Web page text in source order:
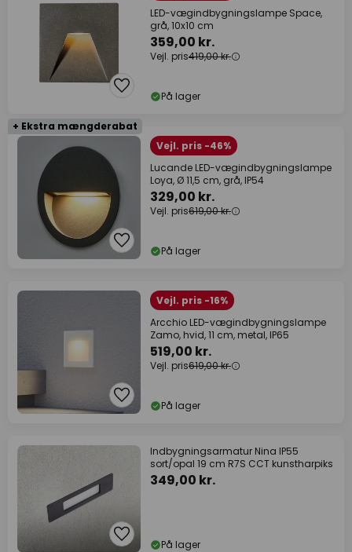
LED-vægindbygningslampe Space,
grå, 10x10 cm
359,00 kr.
Vejl. pris419,00 kr.
På lager
+ Ekstra mængderabat
Vejl. pris -46%
Lucande LED-vægindbygningslampe
Loya, Ø 11,5 cm, grå, IP54
329,00 kr.
Vejl. pris619,00 kr.
På lager
Vejl. pris -16%
Arcchio LED-vægindbygningslampe
Zamo, hvid, 11 cm, metal, IP65
519,00 kr.
Vejl. pris619,00 kr.
På lager
Indbygningsarmatur Nina IP55
sort/opal 19 cm R7S CCT kunstharpiks
349,00 kr.
På lager